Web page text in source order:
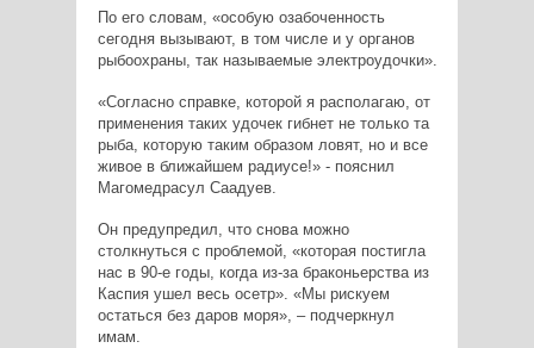
По его словам, «особую озабоченность
сегодня вызывают, в том числе и у органов
рыбоохраны, так называемые электроудочки».
«Согласно справке, которой я располагаю, от
применения таких удочек гибнет не только та
рыба, которую таким образом ловят, но и все
живое в ближайшем радиусе!» - пояснил
Магомедрасул Саадуев.
Он предупредил, что снова можно
столкнуться с проблемой, «которая постигла
нас в 90-е годы, когда из-за браконьерства из
Каспия ушел весь осетр». «Мы рискуем
остаться без даров моря», – подчеркнул
имам.